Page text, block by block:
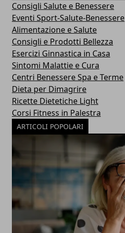
Consigli Salute e Benessere
Eventi Sport-Salute-Benessere
Alimentazione e Salute
Consigli e Prodotti Bellezza
Esercizi Ginnastica in Casa
Sintomi Malattie e Cura
Centri Benessere Spa e Terme
Dieta per Dimagrire
Ricette Dietetiche Light
Corsi Fitness in Palestra
ARTICOLI POPOLARI